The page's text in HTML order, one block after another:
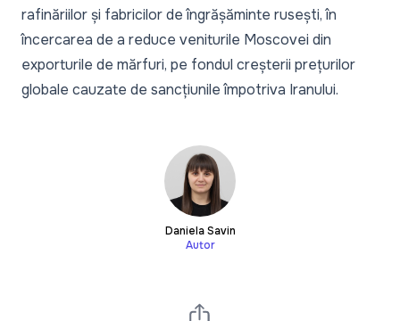
rafinăriilor și fabricilor de îngrășăminte rusești, în
încercarea de a reduce veniturile Moscovei din
exporturile de mărfuri, pe fondul creșterii prețurilor
globale cauzate de sancțiunile împotriva Iranului.
Daniela Savin
Autor